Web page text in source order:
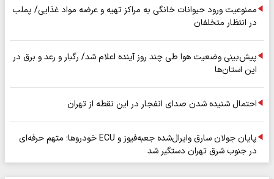
ممنوعیت ورود حیوانات خانگی به مراکز تهیه و عرضه مواد غذایی/ پملب
در انتظار متخلفان
پیش‌بینی وضعیت هوا طی چند روز آینده اعلام شد/ رگبار و رعد و برق در
این استان‌ها
احتمال شنیده شدن صدای انفجار در این نقطه از تهران
پایان جولان سارق وایرال‌شده جعبه‌فیوز و ECU خودروها؛ متهم حرفه‌ای
در جنوب شرق تهران دستگیر شد